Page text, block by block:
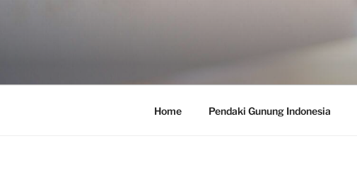
Home Pendaki Gunung Indonesia